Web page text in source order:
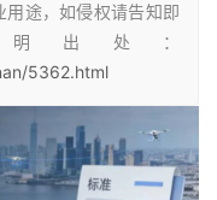
途，如侵权请告知即
出处：
5362.html